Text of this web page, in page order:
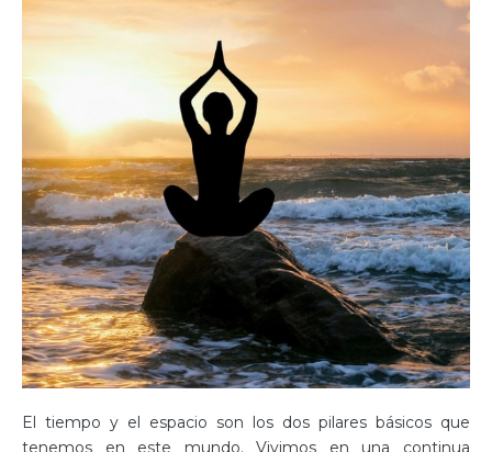
El tiempo y el espacio son los dos pilares básicos que
tenemos en este mundo. Vivimos en una continua